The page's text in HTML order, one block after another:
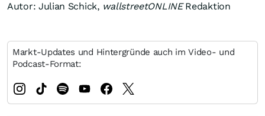
Autor: Julian Schick, wallstreetONLINERedaktion
Markt-Updates und Hintergründe auch im Video- und
Podcast-Format: